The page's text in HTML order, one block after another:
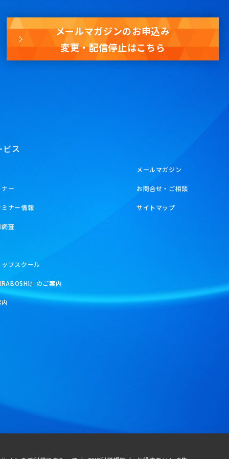
メールマガジンのお申込み
変更・配信停止はこちら
ビス
ー
ナー情報
査
プスクール
』のご案内
メールマガジン
お問合せ・ご相談
サイトマップ